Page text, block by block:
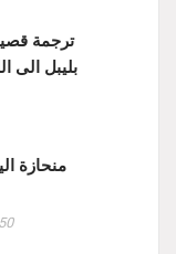
ترجمة
بليبل الى
منحازة